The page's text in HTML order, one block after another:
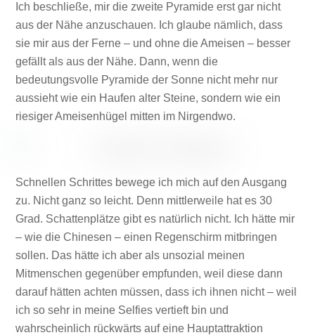
Ich beschließe, mir die zweite Pyramide erst gar nicht
aus der Nähe anzuschauen. Ich glaube nämlich, dass
sie mir aus der Ferne – und ohne die Ameisen – besser
gefällt als aus der Nähe. Dann, wenn die
bedeutungsvolle Pyramide der Sonne nicht mehr nur
aussieht wie ein Haufen alter Steine, sondern wie ein
riesiger Ameisenhügel mitten im Nirgendwo.
Schnellen Schrittes bewege ich mich auf den Ausgang
zu. Nicht ganz so leicht. Denn mittlerweile hat es 30
Grad. Schattenplätze gibt es natürlich nicht. Ich hätte mir
– wie die Chinesen – einen Regenschirm mitbringen
sollen. Das hätte ich aber als unsozial meinen
Mitmenschen gegenüber empfunden, weil diese dann
darauf hätten achten müssen, dass ich ihnen nicht – weil
ich so sehr in meine Selfies vertieft bin und
wahrscheinlich rückwärts auf eine Hauptattraktion